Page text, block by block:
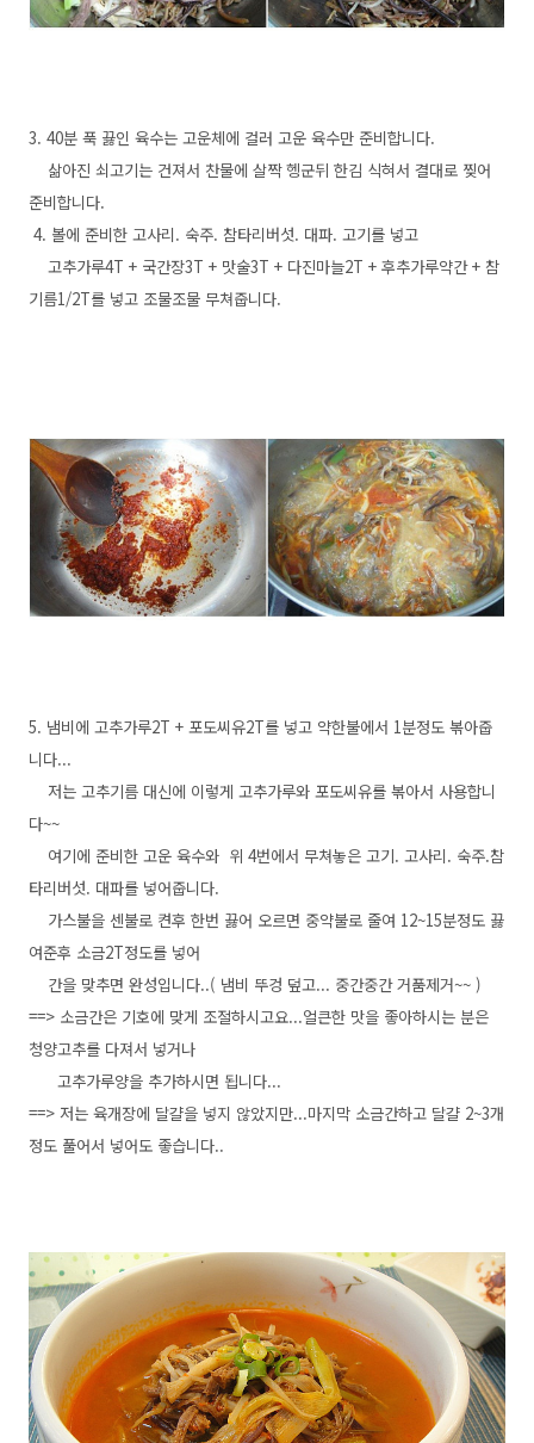
3. 40분 푹 끓인 육수는 고운체에 걸러 고운 육수만 준비합니다.
삶아진 쇠고기는 건져서 찬물에 살짝 헹군뒤 한김 식혀서 결대로 찢어
준비합니다.
4. 볼에 준비한 고사리. 숙주. 참타리버섯. 대파. 고기를 넣고
고추가루4T + 국간장3T + 맛술3T + 다진마늘2T + 후추가루약간 + 참
기름1/2T를 넣고 조물조물 무쳐줍니다.
5. 냄비에 고추가루2T + 포도씨유2T를 넣고 약한불에서 1분정도 볶아줍
니다...
저는 고추기름 대신에 이렇게 고추가루와 포도씨유를 볶아서 사용합니
다~~
여기에 준비한 고운 육수와 위 4번에서 무쳐놓은 고기. 고사리. 숙주.참
타리버섯. 대파를 넣어줍니다.
가스불을 센불로 켠후 한번 끓어 오르면 중약불로 줄여 12~15분정도 끓
여준후 소금2T정도를 넣어
간을 맞추면 완성입니다..( 냄비 뚜겅 덮고... 중간중간 거품제거~~ )
==> 소금간은 기호에 맞게 조절하시고요...얼큰한 맛을 좋아하시는 분은
청양고추를 다져서 넣거나
고추가루양을 추가하시면 됩니다...
==> 저는 육개장에 달걀을 넣지 않았지만...마지막 소금간하고 달걀 2~3개
정도 풀어서 넣어도 좋습니다..